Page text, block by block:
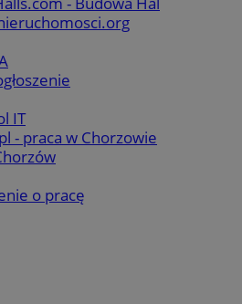
IT
- praca w Chorzowie
o pracę